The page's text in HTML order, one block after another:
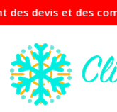
est